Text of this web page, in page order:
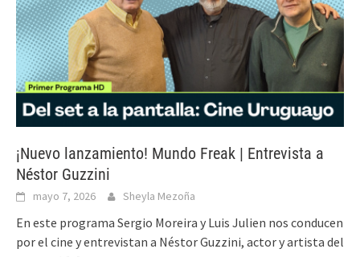
¡Nuevo lanzamiento! Mundo Freak | Entrevista a
Néstor Guzzini
mayo 7, 2026 Sheyla Mezoña
En este programa Sergio Moreira y Luis Julien nos conducen
por el cine y entrevistan a Néstor Guzzini, actor y artista del